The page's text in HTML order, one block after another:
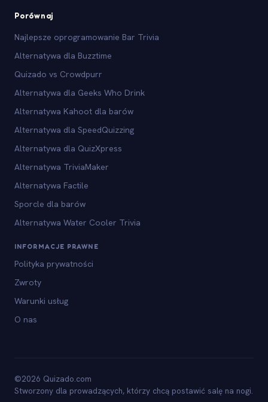
Porównaj
Najlepsze oprogramowanie Bar Trivia
Alternatywa dla Buzztime
Quizado vs Crowdpurr
Alternatywa dla Geeks Who Drink
Alternatywa Kahoot dla barów
Alternatywa dla SpeedQuizzing
Alternatywa dla QuizXpress
Alternatywa TriviaMaker
Alternatywa Factile
Sporcle dla barów
Alternatywa Water Cooler Trivia
INFORMACJE PRAWNE
Polityka prywatności
Zwroty
Warunki usług
O nas
©2026 Quizado.com
Stworzony dla prowadzących, którzy chcą postawić salę na nogi.